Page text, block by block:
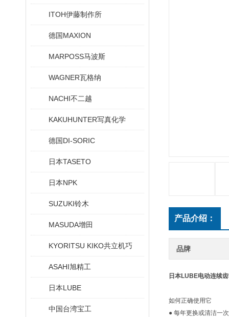
ITOH伊藤制作所
德国MAXION
MARPOSS马波斯
WAGNER瓦格纳
NACHI不二越
KAKUHUNTER写真化学
德国DI-SORIC
日本TASETO
日本NPK
SUZUKI铃木
MASUDA增田
KYORITSU KIKO共立机巧
ASAHI旭精工
日本LUBE
中国台湾宝工
产品介绍：
品牌
日本LUBE电动连续
如何正确使用它
● 每年更换或清洁一